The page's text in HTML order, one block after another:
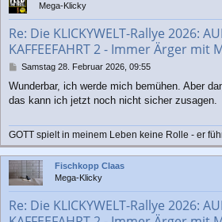
Mega-Klicky
Re: Die KLICKYWELT-Rallye 2026:
KAFFEEFAHRT 2 - Immer Ärger mit
B
i
t
a
g
Samstag 28. Februar 2026, 09:55
Wunderbar, ich werde mich bemühen. Aber
das kann ich jetzt noch nicht sicher zusagen.
GOTT spielt in meinem Leben keine Rolle - er
Fischkopp Claas
Mega-Klicky
Re: Die KLICKYWELT-Rallye 2026: